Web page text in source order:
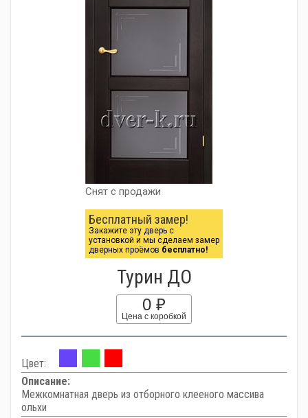
Снят с продажи
Бесплатный замер!
Закажите эту дверь с
установкой и мы сделаем замер
дверных проёмов бесплатно!
Турин ДО
0 ₽
Цена с коробкой
Цвет:
Описание:
Межкомнатная дверь из отборного клееного массива
ольхи